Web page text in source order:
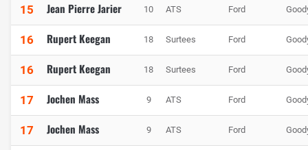
15 Jean Pierre Jarier 10 ATS Ford
16 Rupert Keegan 18 Surtees Ford
16 Rupert Keegan 18 Surtees Ford
17 Jochen Mass 9 ATS Ford
17 Jochen Mass 9 ATS Ford